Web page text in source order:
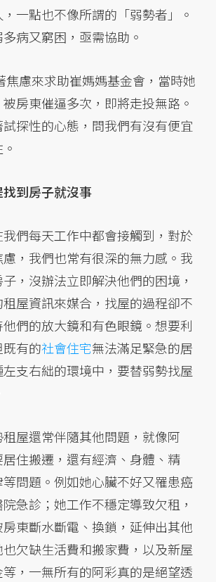
一點也不像所謂的「弱勢者」。
病又窮困，亟需協助。
焦慮來求助崔媽媽基金會，當時她
房東催逼多次，即將走投無路。
探性的心態，問我們有沒有便宜
到房子就沒事
們每天工作中都會接觸到，對於
，我們也常有很深的無力感。我
，沒辦法立即解決他們的困境，
屋資訊來媒合，找屋的過程卻不
們的放大鏡和有色眼鏡。想要利
既有的社會住宅無法滿足緊急的居
支右絀的環境中，要替弱勢找屋
屋還常伴隨其他問題，就像阿
住搬遷，還有經濟、身體、精
問題。例如她心臟不好又罹患癌
急診；她工作不穩定導致欠租，
東斷水斷電、換鎖，延伸出其他
欠缺生活費和搬家費，以及新屋
，一無所有的阿彩真的是絕望透